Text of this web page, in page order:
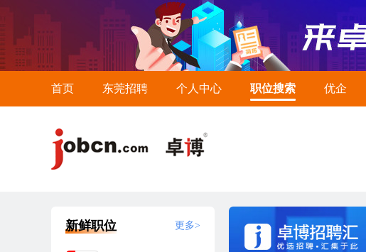
首页 东莞招聘 个人中心 职位搜索 优企
新鲜职位 更多>